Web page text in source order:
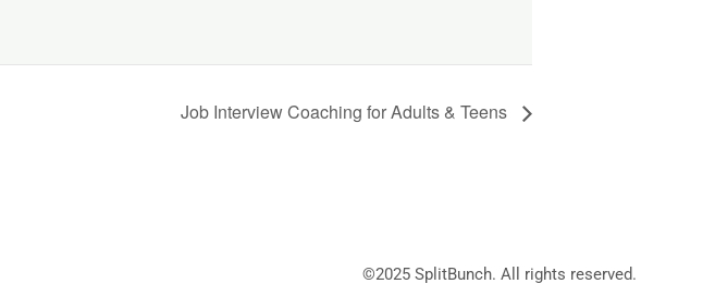
Job Interview Coaching for Adults & Teens
©2025 SplitBunch. All rights reserved.